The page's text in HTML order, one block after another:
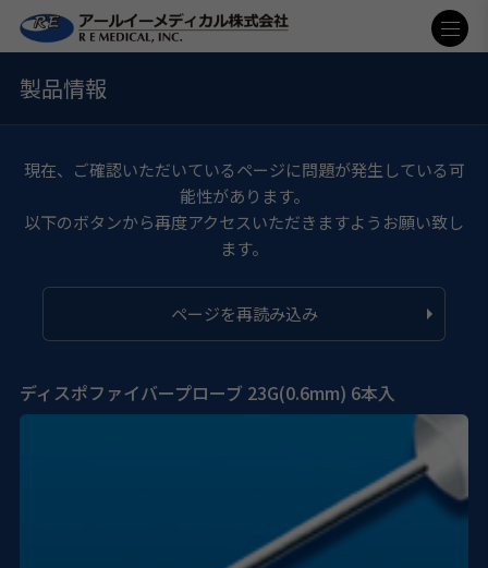
製品情報
現在、ご確認いただいているページに問題が発生している可
能性があります。
以下のボタンから再度アクセスいただきますようお願い致し
ます。
ページを再読み込み
ディスポファイバープローブ 23G(0.6mm) 6本入